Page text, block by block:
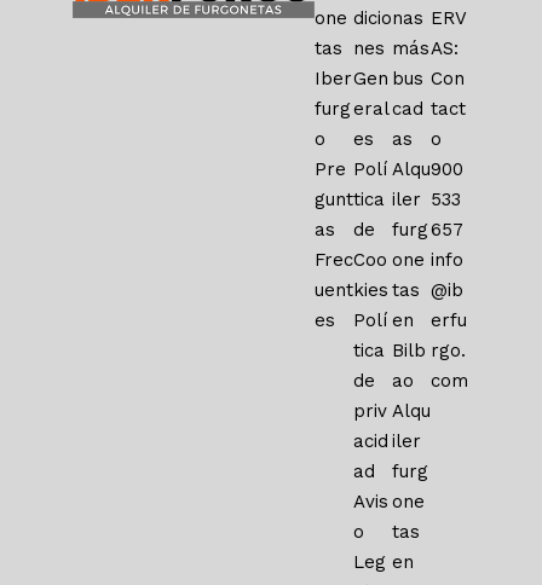
one
tas
Iber
furg
o
Pre
gunt
as
Frec
uent
es
dicio
nes
Gen
eral
es
Polí
tica
de
Coo
kies
Polí
tica
de
priv
acid
ad
Avis
o
Leg
nas
más
bus
cad
as
Alqu
iler
furg
one
tas
en
Bilb
ao
Alqu
iler
furg
one
tas
en
ERV
AS:
Con
tact
o
900
533
657
info
@ib
erfu
rgo.
com